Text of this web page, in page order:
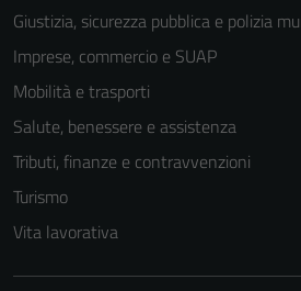
Giustizia, sicurezza pubblica e polizia
Imprese, commercio e SUAP
Mobilità e trasporti
Salute, benessere e assistenza
Tributi, finanze e contravvenzioni
Turismo
Vita lavorativa